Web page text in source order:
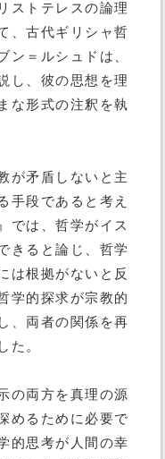
ストテレスの論理
、古代ギリシャ哲
ン＝ルシュドは、
し、彼の思想を理
な形式の注釈を執
が矛盾しないと主
手段であると考え
では、哲学がイス
きると論じ、哲学
は根拠がないと反
学的探求が宗教的
、両者の関係を再
た。
の両方を真理の源
めるために必要で
的思考が人間の幸